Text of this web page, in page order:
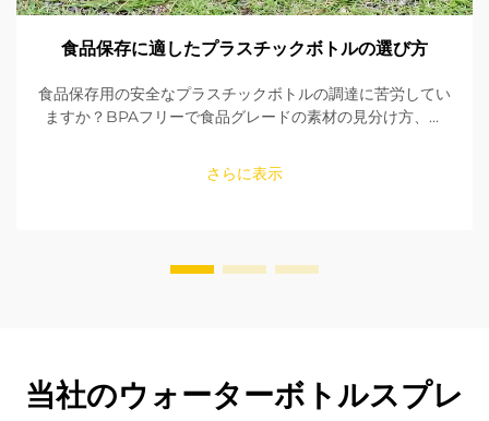
食品保存に適したプラスチックボトルの選び方
食品保存用の安全なプラスチックボトルの調達に苦労してい
ますか？BPAフリーで食品グレードの素材の見分け方、シ
FDAおよびEU規格への適合性を確保してください。今すぐ
読む。
さらに表示
当社のウォーターボトルスプレ